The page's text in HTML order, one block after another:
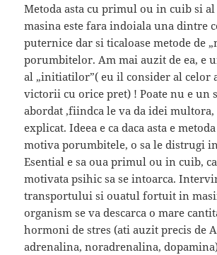
Metoda asta cu primul ou in cuib si
masina este fara indoiala una dintre
puternice dar si ticaloase metode de
porumbitelor. Am mai auzit de ea, e
al „initiatilor”( eu il consider al celor
victorii cu orice pret) ! Poate nu e un
abordat ,fiindca le va da idei
explicat. Ideea e ca daca asta e
motiva porumbitele, o sa le distrugi
Esential e sa oua primul ou in cuib,
motivata psihic sa se intoarca.
transportului si ouatul fortuit in
organism se va descarca o mare
hormoni de stres (ati auzit precis de
adrenalina, noradrenalina,